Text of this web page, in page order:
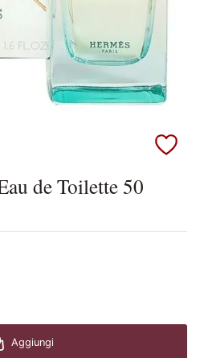
de Toilette 50
Aggiungi